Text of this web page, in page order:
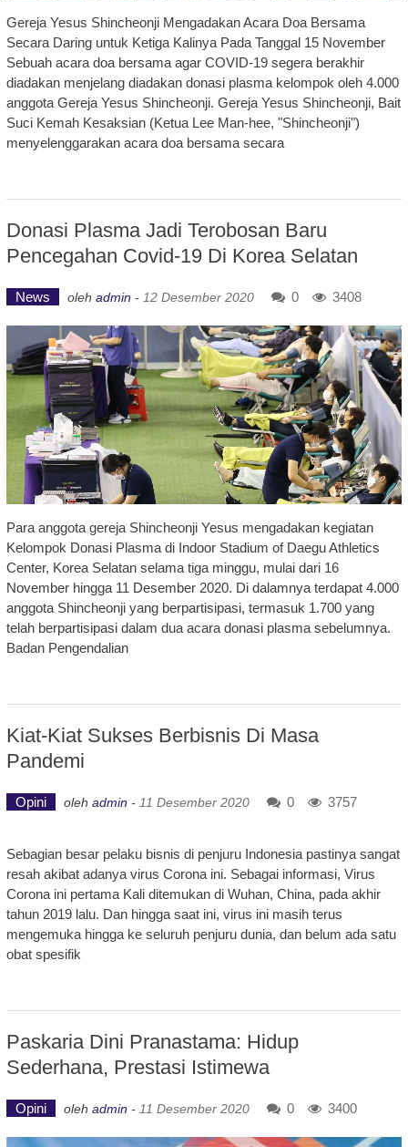
Gereja Yesus Shincheonji Mengadakan Acara Doa Bersama
Secara Daring untuk Ketiga Kalinya Pada Tanggal 15 November
Sebuah acara doa bersama agar COVID-19 segera berakhir
diadakan menjelang diadakan donasi plasma kelompok oleh 4.000
anggota Gereja Yesus Shincheonji. Gereja Yesus Shincheonji, Bait
Suci Kemah Kesaksian (Ketua Lee Man-hee, "Shincheonji")
menyelenggarakan acara doa bersama secara
Donasi Plasma Jadi Terobosan Baru
Pencegahan Covid-19 Di Korea Selatan
News oleh admin - 12 Desember 2020 0 3408
Para anggota gereja Shincheonji Yesus mengadakan kegiatan
Kelompok Donasi Plasma di Indoor Stadium of Daegu Athletics
Center, Korea Selatan selama tiga minggu, mulai dari 16
November hingga 11 Desember 2020. Di dalamnya terdapat 4.000
anggota Shincheonji yang berpartisipasi, termasuk 1.700 yang
telah berpartisipasi dalam dua acara donasi plasma sebelumnya.
Badan Pengendalian
Kiat-Kiat Sukses Berbisnis Di Masa
Pandemi
Opini oleh admin - 11 Desember 2020 0 3757
Sebagian besar pelaku bisnis di penjuru Indonesia pastinya sangat
resah akibat adanya virus Corona ini. Sebagai informasi, Virus
Corona ini pertama Kali ditemukan di Wuhan, China, pada akhir
tahun 2019 lalu. Dan hingga saat ini, virus ini masih terus
mengemuka hingga ke seluruh penjuru dunia, dan belum ada satu
obat spesifik
Paskaria Dini Pranastama: Hidup
Sederhana, Prestasi Istimewa
Opini oleh admin - 11 Desember 2020 0 3400